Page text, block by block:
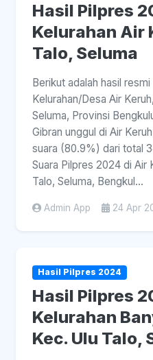
Hasil Pilpres
Kelurahan Air
Talo, Seluma
Berikut adalah hasil
Kelurahan/Desa Air
Seluma, Provinsi
Gibran unggul di Air
suara (80.9%) dari total
Suara Pilpres 2024 di Air
Talo, Seluma, Bengkul...
Admin App 24 Apr
Hasil Pilpres 2024
Hasil Pilpres
Kelurahan
Kec. Ulu Talo,